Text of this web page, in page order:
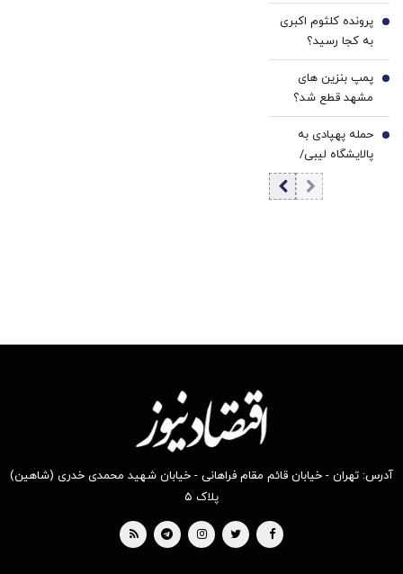
قتل رسید / فیلم
جنایت برای خانواده
ارسال شد
پرونده کلثوم اکبری
به کجا رسید؟
5
پمپ بنزین های
مشهد قطع شد؟
6
حمله پهپادی به
پالایشگاه لیبی/
هیچ آتش‌سوزی
رخ نداده و هیچ
7
آدرس: تهران - خیابان قائم مقام فراهانی - خیابان شهید محمدی خدری (شاهین)
پلاک ۵